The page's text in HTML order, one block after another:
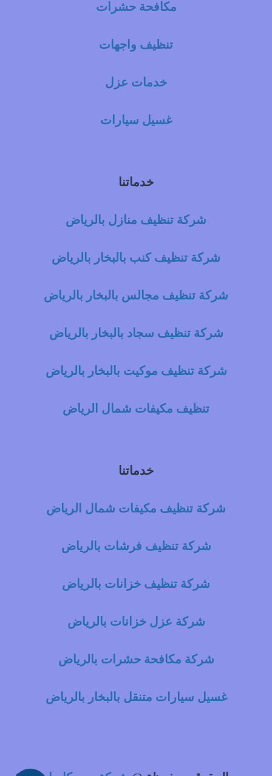
مكافحة حشرات
تنظيف واجهات
خدمات عزل
غسيل سيارات
خدماتنا
شركة تنظيف منازل بالرياض
شركة تنظيف كنب بالبخار بالرياض
شركة تنظيف مجالس بالبخار بالرياض
شركة تنظيف سجاد بالبخار بالرياض
شركة تنظيف موكيت بالبخار بالرياض
تنظيف مكيفات شمال الرياض
خدماتنا
شركة تنظيف مكيفات شمال الرياض
شركة تنظيف فرشات بالرياض
شركة تنظيف خزانات بالرياض
شركة عزل خزانات بالرياض
شركة مكافحة حشرات بالرياض
غسيل سيارات متنقل بالبخار بالرياض